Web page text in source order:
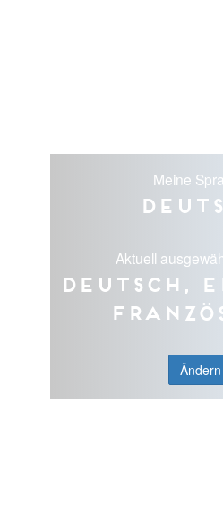
Meine
Aktuell
Deutsch,
Ändern